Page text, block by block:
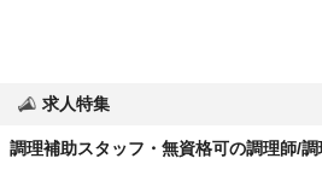
求人特集
調理補助スタッフ・無資格可の調理師/